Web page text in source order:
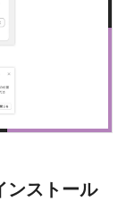
ンストール